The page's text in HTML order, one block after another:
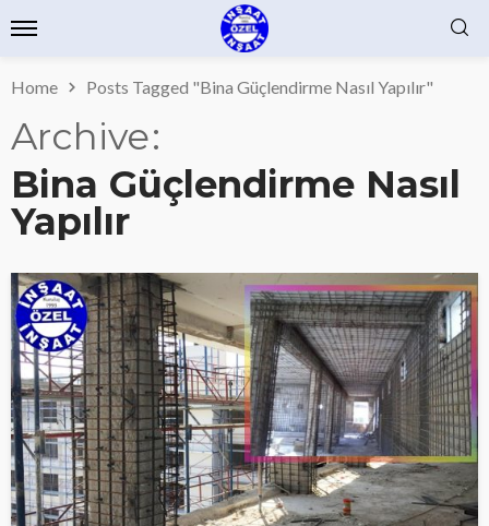
Home Posts Tagged "Bina Güçlendirme Nasıl Yapılır"
Archive
Bina Güçlendirme Nasıl
Yapılır